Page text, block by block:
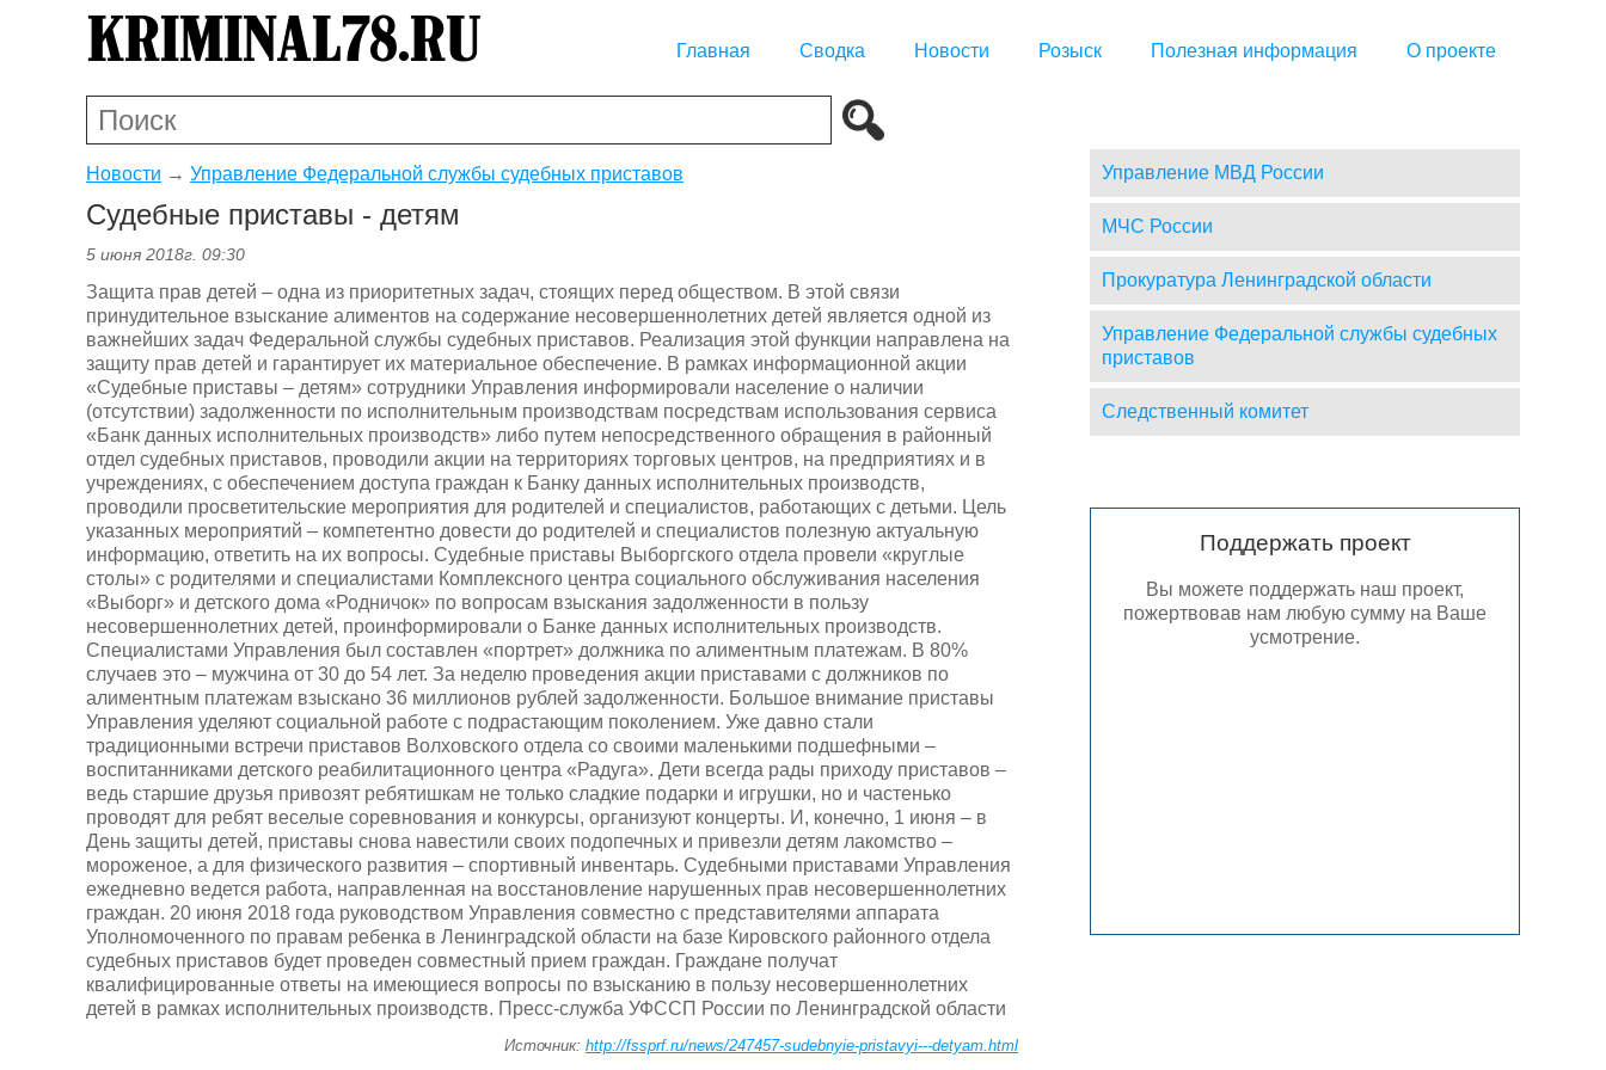
Главная Сводка Новости Розыск Полезная информация О проекте
Новости → Управление Федеральной службы судебных приставов
Судебные приставы - детям
5 июня 2018г. 09:30
Защита прав детей – одна из приоритетных задач, стоящих перед обществом. В этой связи
принудительное взыскание алиментов на содержание несовершеннолетних детей является одной из
важнейших задач Федеральной службы судебных приставов. Реализация этой функции направлена на
защиту прав детей и гарантирует их материальное обеспечение. В рамках информационной акции
«Судебные приставы – детям» сотрудники Управления информировали население о наличии
(отсутствии) задолженности по исполнительным производствам посредствам использования сервиса
«Банк данных исполнительных производств» либо путем непосредственного обращения в районный
отдел судебных приставов, проводили акции на территориях торговых центров, на предприятиях и в
учреждениях, с обеспечением доступа граждан к Банку данных исполнительных производств,
проводили просветительские мероприятия для родителей и специалистов, работающих с детьми. Цель
указанных мероприятий – компетентно довести до родителей и специалистов полезную актуальную
информацию, ответить на их вопросы. Судебные приставы Выборгского отдела провели «круглые
столы» с родителями и специалистами Комплексного центра социального обслуживания населения
«Выборг» и детского дома «Родничок» по вопросам взыскания задолженности в пользу
несовершеннолетних детей, проинформировали о Банке данных исполнительных производств.
Специалистами Управления был составлен «портрет» должника по алиментным платежам. В 80%
случаев это – мужчина от 30 до 54 лет. За неделю проведения акции приставами с должников по
алиментным платежам взыскано 36 миллионов рублей задолженности. Большое внимание приставы
Управления уделяют социальной работе с подрастающим поколением. Уже давно стали
традиционными встречи приставов Волховского отдела со своими маленькими подшефными –
воспитанниками детского реабилитационного центра «Радуга». Дети всегда рады приходу приставов –
ведь старшие друзья привозят ребятишкам не только сладкие подарки и игрушки, но и частенько
проводят для ребят веселые соревнования и конкурсы, организуют концерты. И, конечно, 1 июня – в
День защиты детей, приставы снова навестили своих подопечных и привезли детям лакомство –
мороженое, а для физического развития – спортивный инвентарь. Судебными приставами Управления
ежедневно ведется работа, направленная на восстановление нарушенных прав несовершеннолетних
граждан. 20 июня 2018 года руководством Управления совместно с представителями аппарата
Уполномоченного по правам ребенка в Ленинградской области на базе Кировского районного отдела
судебных приставов будет проведен совместный прием граждан. Граждане получат
квалифицированные ответы на имеющиеся вопросы по взысканию в пользу несовершеннолетних
детей в рамках исполнительных производств. Пресс-служба УФССП России по Ленинградской области
Источник: http://fssprf.ru/news/247457-sudebnyie-pristavyi---detyam.html
Управление МВД России
МЧС России
Прокуратура Ленинградской области
Управление Федеральной службы судебных
приставов
Следственный комитет
Поддержать проект
Вы можете поддержать наш проект,
пожертвовав нам любую сумму на Ваше
усмотрение.